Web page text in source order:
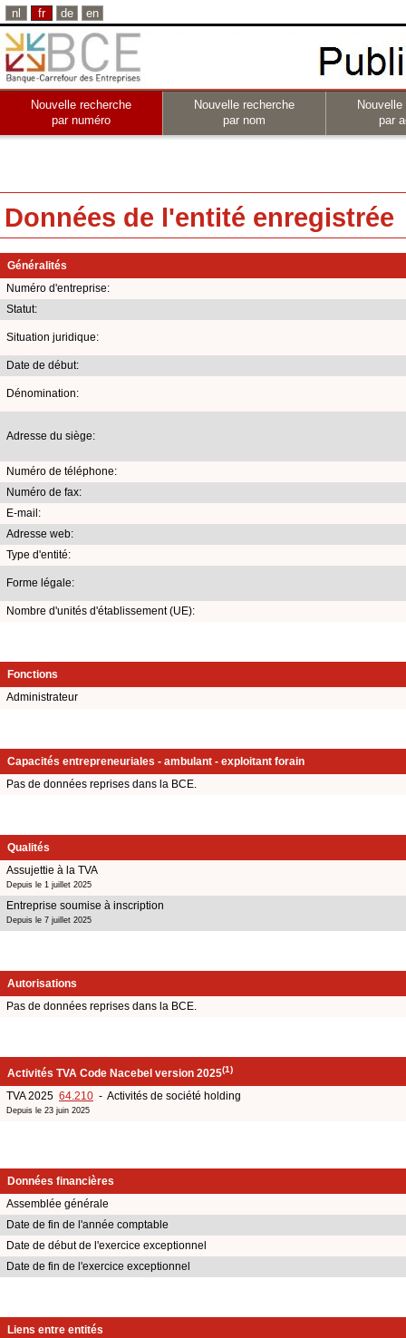
nl fr de en
Nouvelle recherche
par numéro
Nouvelle recherche
par nom
par
Données de l'entité enregistrée
Généralités
Numéro d'entreprise:
Statut:
Situation juridique:
Date de début:
Dénomination:
Adresse du siège:
Numéro de téléphone:
Numéro de fax:
E-mail:
Adresse web:
Type d'entité:
Forme légale:
Nombre d'unités d'établissement (UE):
Fonctions
Administrateur
Capacités entrepreneuriales - ambulant - exploitant forain
Pas de données reprises dans la BCE.
Qualités
Assujettie à la TVA
Depuis le 1 juillet 2025
Entreprise soumise à inscription
Depuis le 7 juillet 2025
Autorisations
Pas de données reprises dans la BCE.
Activités TVA Code Nacebel version 2025(1)
TVA 2025 64.210 - Activités de société holding
Depuis le 23 juin 2025
Données financières
Assemblée générale
Date de fin de l'année comptable
Date de début de l'exercice exceptionnel
Date de fin de l'exercice exceptionnel
Liens entre entités